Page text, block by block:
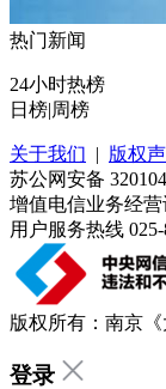
热门新闻
24小时热榜
日榜|周榜
关于我们 | 版权
苏公网安备
增值电信业务经营
用户服务热线
版权所有：南京
登录